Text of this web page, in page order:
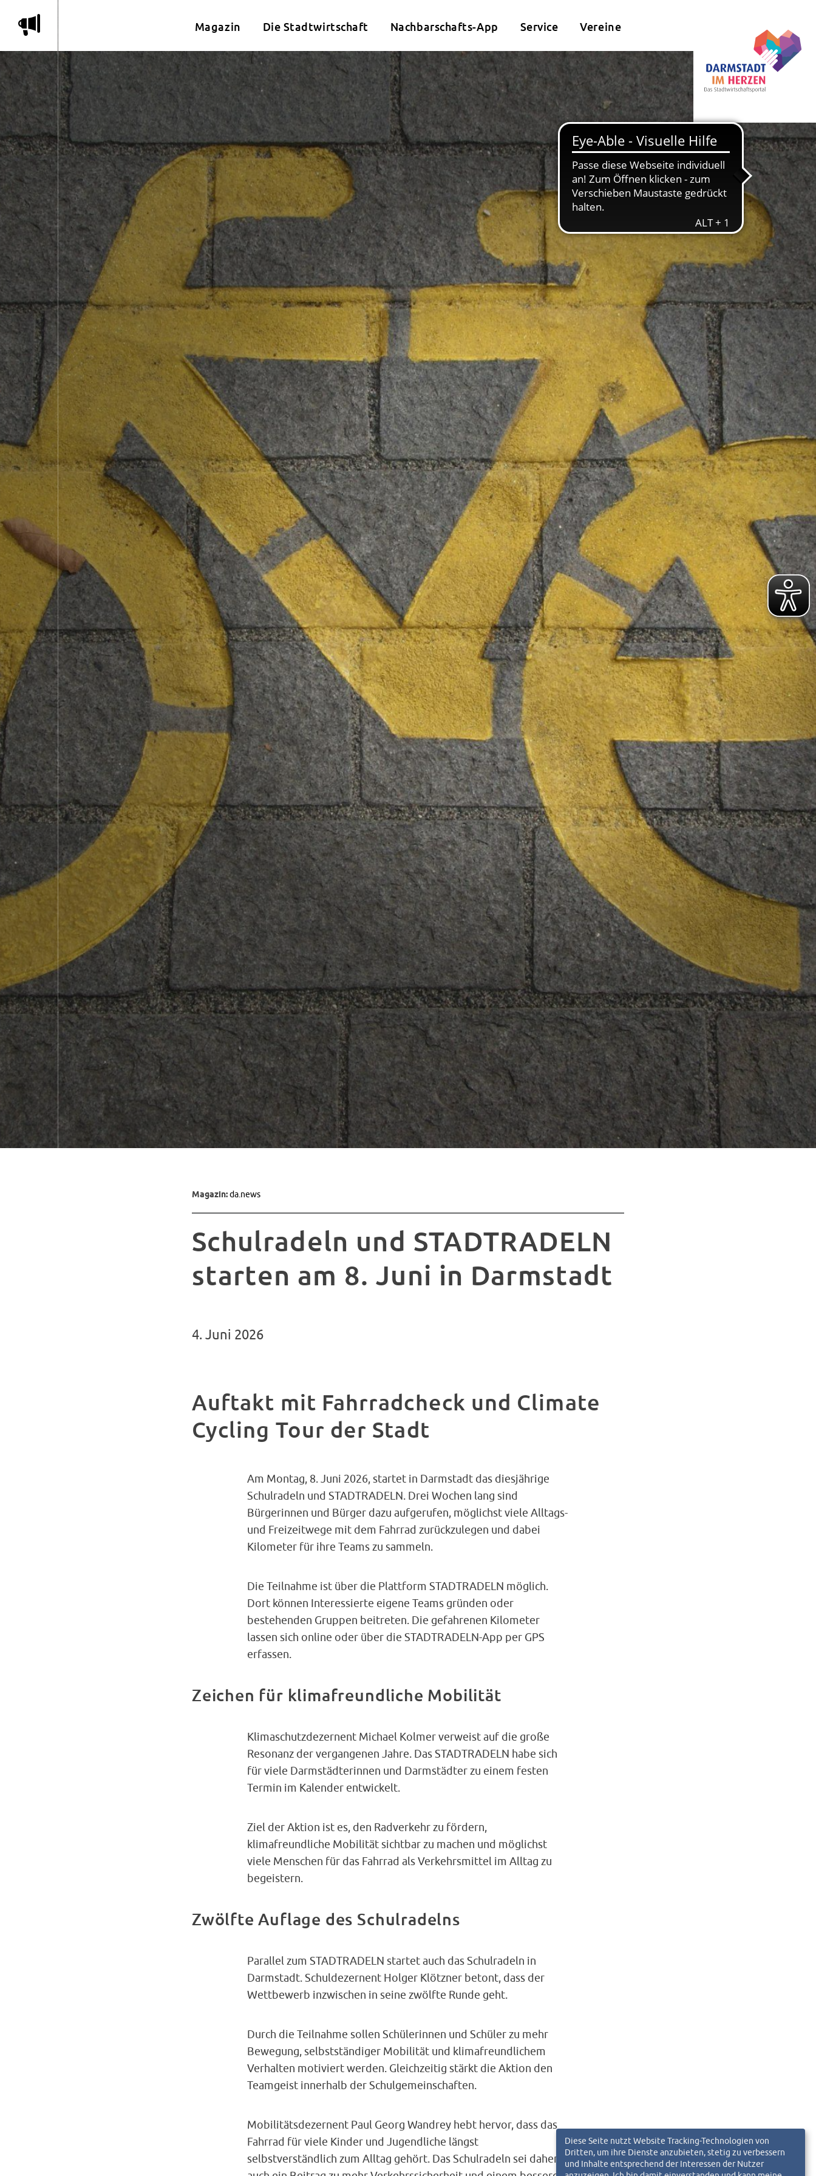
m Magazin Die Stadtwirtschaft Nachbarschafts-App Service Vereine
Magazin:da.news
Schulradeln und STADTRADELN
starten am 8. Juni in Darmstadt
4. Juni 2026
Auftakt mit Fahrradcheck und Climate
Cycling Tour der Stadt
Am Montag, 8. Juni 2026, startet in Darmstadt das diesjährige
Schulradeln und STADTRADELN. Drei Wochen lang sind
Bürgerinnen und Bürger dazu aufgerufen, möglichst viele Alltags-
und Freizeitwege mit dem Fahrrad zurückzulegen und dabei
Kilometer für ihre Teams zu sammeln.
Die Teilnahme ist über die Plattform STADTRADELN möglich.
Dort können Interessierte eigene Teams gründen oder
bestehenden Gruppen beitreten. Die gefahrenen Kilometer
lassen sich online oder über die STADTRADELN-App per GPS
erfassen.
Zeichen für klimafreundliche Mobilität
Klimaschutzdezernent Michael Kolmer verweist auf die große
Resonanz der vergangenen Jahre. Das STADTRADELN habe sich
für viele Darmstädterinnen und Darmstädter zu einem festen
Termin im Kalender entwickelt.
Ziel der Aktion ist es, den Radverkehr zu fördern,
klimafreundliche Mobilität sichtbar zu machen und möglichst
viele Menschen für das Fahrrad als Verkehrsmittel im Alltag zu
begeistern.
Zwölfte Auflage des Schulradelns
Parallel zum STADTRADELN startet auch das Schulradeln in
Darmstadt. Schuldezernent Holger Klötzner betont, dass der
Wettbewerb inzwischen in seine zwölfte Runde geht.
Durch die Teilnahme sollen Schülerinnen und Schüler zu mehr
Bewegung, selbstständiger Mobilität und klimafreundlichem
Verhalten motiviert werden. Gleichzeitig stärkt die Aktion den
Teamgeist innerhalb der Schulgemeinschaften.
Mobilitätsdezernent Paul Georg Wandrey hebt hervor, dass das
Fahrrad für viele Kinder und Jugendliche längst
selbstverständlich zum Alltag gehört. Das Schulradeln sei daher
Diese Seite nutzt Website Tracking-Technologien von
Dritten, um ihre Dienste anzubieten, stetig zu verbessern
und Inhalte entsprechend der Interessen der Nutzer